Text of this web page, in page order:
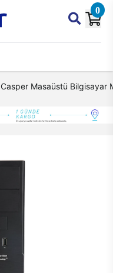
0
Casper Masaüstü Bilgisayar